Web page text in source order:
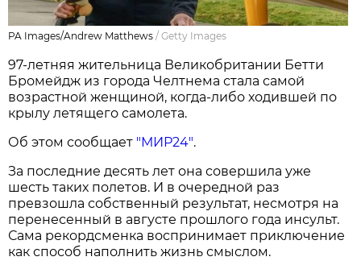
PA Images/Andrew Matthews /Getty Images
97-летняя жительница Великобритании Бетти
Бромейдж из города Челтнема стала самой
возрастной женщиной, когда-либо ходившей по
крылу летящего самолета.
Об этом сообщает "МИР24".
За последние десять лет она совершила уже
шесть таких полетов. И в очередной раз
превзошла собственный результат, несмотря на
перенесенный в августе прошлого года инсульт.
Сама рекордсменка воспринимает приключение
как способ наполнить жизнь смыслом.